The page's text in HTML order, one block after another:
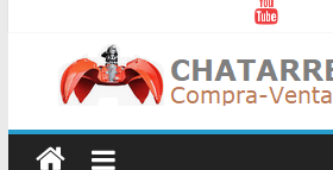
Chatarreros